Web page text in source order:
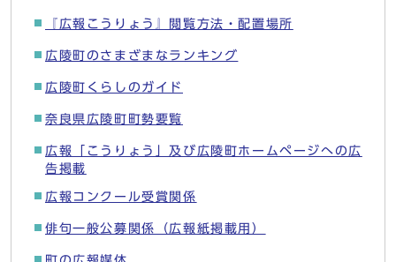
『広報こうりょう』閲覧方法・配置場所
広陵町のさまざまなランキング
広陵町くらしのガイド
奈良県広陵町町勢要覧
広報「こうりょう」及び広陵町ホームページへの広
告掲載
広報コンクール受賞関係
俳句一般公募関係（広報紙掲載用）